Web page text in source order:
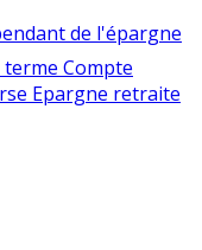
de l'épargne
terme Compte
Epargne retraite